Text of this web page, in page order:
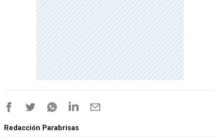
Redacción Parabrisas